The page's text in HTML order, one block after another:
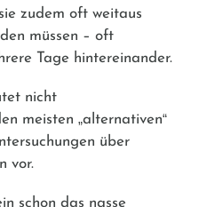
zudem oft weitaus
müssen – oft
Tage hintereinander.
nicht
meisten „alternativen“
über
vor.
schon das nasse